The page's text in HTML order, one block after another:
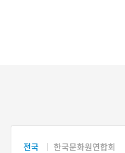
전국 한국문화원연합회